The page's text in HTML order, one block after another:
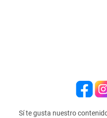
Sí te gusta nuestro